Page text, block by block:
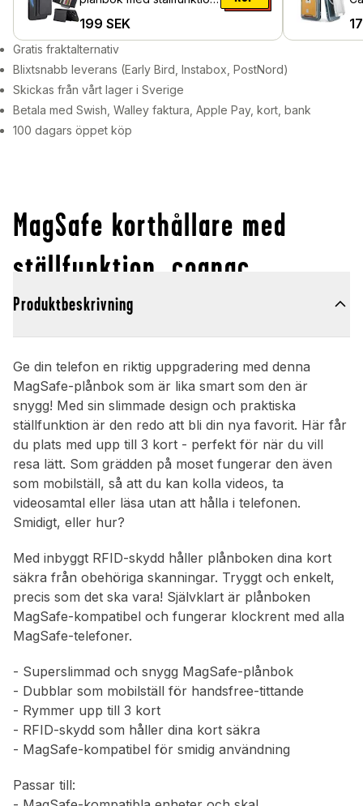
199 SEK
Gratis fraktalternativ
Blixtsnabb leverans (Early Bird, Instabox, PostNord)
Skickas från vårt lager i Sverige
Betala med Swish, Walley faktura, Apple Pay, kort, bank
100 dagars öppet köp
MagSafe korthållare med
ställfunktion, cognac
Produktbeskrivning
Ge din telefon en riktig uppgradering med denna
MagSafe-plånbok som är lika smart som den är
snygg! Med sin slimmade design och praktiska
ställfunktion är den redo att bli din nya favorit. Här får
du plats med upp till 3 kort - perfekt för när du vill
resa lätt. Som grädden på moset fungerar den även
som mobilställ, så att du kan kolla videos, ta
videosamtal eller läsa utan att hålla i telefonen.
Smidigt, eller hur?
Med inbyggt RFID-skydd håller plånboken dina kort
säkra från obehöriga skanningar. Tryggt och enkelt,
precis som det ska vara! Självklart är plånboken
MagSafe-kompatibel och fungerar klockrent med alla
MagSafe-telefoner.
- Superslimmad och snygg MagSafe-plånbok
- Dubblar som mobilställ för handsfree-tittande
- Rymmer upp till 3 kort
- RFID-skydd som håller dina kort säkra
- MagSafe-kompatibel för smidig användning
Passar till: